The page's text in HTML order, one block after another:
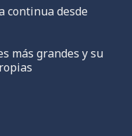
continua desde
más grandes y su